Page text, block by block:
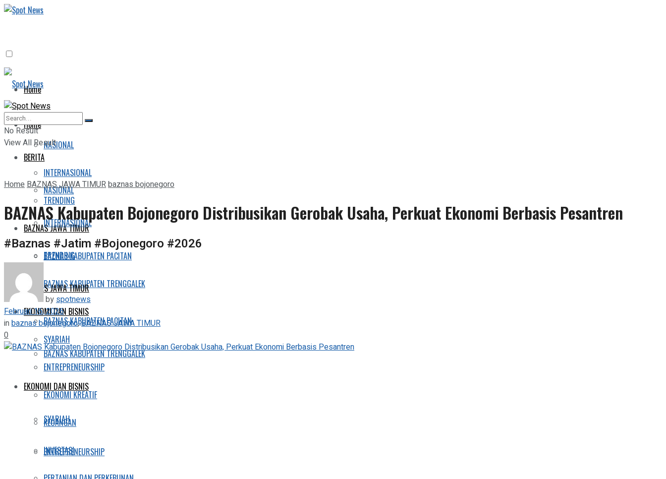
Home
BERITA
NASIONAL
INTERNASIONAL
TRENDING
BAZNAS JAWA TIMUR
BAZNAS KABUPATEN PACITAN
BAZNAS KABUPATEN TRENGGALEK
EKONOMI DAN BISNIS
SYARIAH
ENTREPRENEURSHIP
EKONOMI KREATIF
KEUANGAN
INVESTASI
Home
BERITA
NASIONAL
INTERNASIONAL
TRENDING
BAZNAS JAWA TIMUR
BAZNAS KABUPATEN PACITAN
BAZNAS KABUPATEN TRENGGALEK
EKONOMI DAN BISNIS
SYARIAH
ENTREPRENEURSHIP
No Result
View All Result
HomeBAZNAS JAWA TIMURbaznas bojonegoro
BAZNAS Kabupaten Bojonegoro Distribusikan Gerobak Usaha, Perkuat Ekonomi Berbasis Pesantren
#Baznas #Jatim #Bojonegoro #2026
by spotnews
Februari 16, 2026
inbaznas bojonegoro,BAZNAS JAWA TIMUR
0